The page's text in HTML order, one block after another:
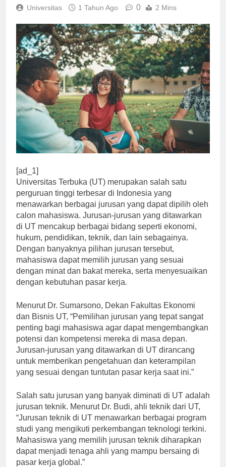
Universitas 1 Tahun Ago 0 2 Mins
[ad_1]
Universitas Terbuka (UT) merupakan salah satu
perguruan tinggi terbesar di Indonesia yang
menawarkan berbagai jurusan yang dapat dipilih oleh
calon mahasiswa. Jurusan-jurusan yang ditawarkan
di UT mencakup berbagai bidang seperti ekonomi,
hukum, pendidikan, teknik, dan lain sebagainya.
Dengan banyaknya pilihan jurusan tersebut,
mahasiswa dapat memilih jurusan yang sesuai
dengan minat dan bakat mereka, serta menyesuaikan
dengan kebutuhan pasar kerja.
Menurut Dr. Sumarsono, Dekan Fakultas Ekonomi
dan Bisnis UT, “Pemilihan jurusan yang tepat sangat
penting bagi mahasiswa agar dapat mengembangkan
potensi dan kompetensi mereka di masa depan.
Jurusan-jurusan yang ditawarkan di UT dirancang
untuk memberikan pengetahuan dan keterampilan
yang sesuai dengan tuntutan pasar kerja saat ini.”
Salah satu jurusan yang banyak diminati di UT adalah
jurusan teknik. Menurut Dr. Budi, ahli teknik dari UT,
“Jurusan teknik di UT menawarkan berbagai program
studi yang mengikuti perkembangan teknologi terkini.
Mahasiswa yang memilih jurusan teknik diharapkan
dapat menjadi tenaga ahli yang mampu bersaing di
pasar kerja global.”